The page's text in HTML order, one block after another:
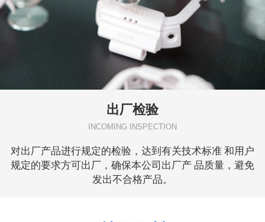
出厂检验
INCOMING INSPECTION
对出厂产品进行规定的检验，达到有关技术标准 和用户
规定的要求方可出厂，确保本公司出厂产 品质量，避免
发出不合格产品。